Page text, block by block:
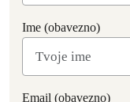
Ime (obavezno)
Email (obavezno)